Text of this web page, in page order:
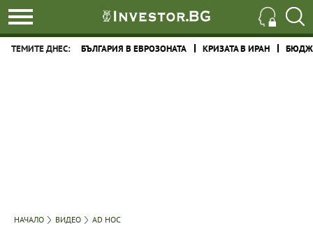
ТЕМИТЕ ДНЕС: БЪЛГАРИЯ В ЕВРОЗОНАТА КРИЗАТА В ИРАН
НАЧАЛО ВИДЕО AD HOC